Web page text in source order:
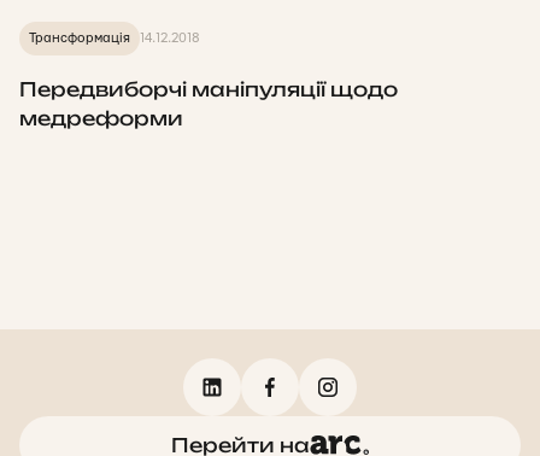
Трансформація 14.12.2018
Передвиборчі маніпуляції щодо
медреформи
Перейти на